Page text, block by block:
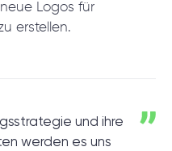
Logos für
erstellen.
und ihre
werden es uns